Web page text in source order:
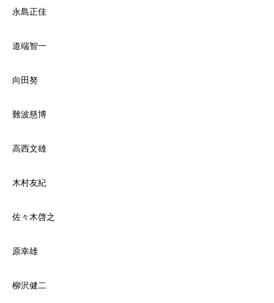
永島正佳
道端智一
向田努
難波慈博
高西文雄
木村友紀
佐々木啓之
原幸雄
柳沢健二